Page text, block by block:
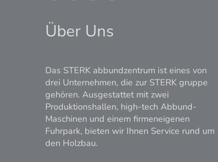
Über Uns
Das STERK abbundzentrum ist eines von
drei Unternehmen, die zur STERK gruppe
gehören. Ausgestattet mit zwei
Produktionshallen, high-tech Abbund-
Maschinen und einem firmeneigenen
Fuhrpark, bieten wir Ihnen Service rund um
den Holzbau.